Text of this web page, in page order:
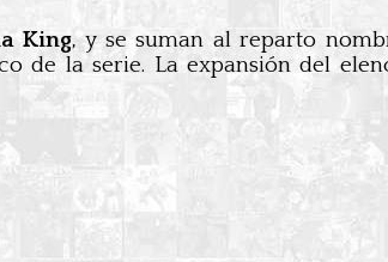
King, y se suman al reparto
de la serie. La expansión del